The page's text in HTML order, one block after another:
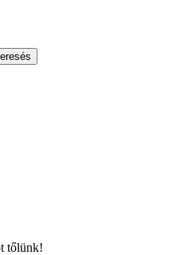
tőlünk!